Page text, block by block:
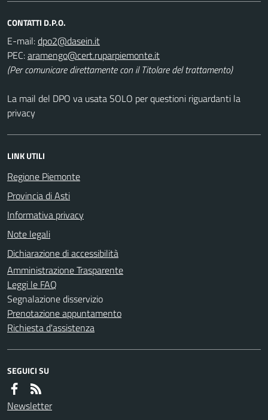
CONTATTI D.P.O.
E-mail:
PEC:
(Per comunicare direttamente con il Titolare del trattamento)
La mail del DPO va usata SOLO per questioni riguardanti la
privacy
LINK UTILI
Regione Piemonte
Provincia di Asti
Informativa privacy
Note legali
Dichiarazione di accessibilità
Amministrazione Trasparente
Leggi le FAQ
Segnalazione disservizio
Prenotazione appuntamento
Richiesta d'assistenza
SEGUICI SU
Newsletter